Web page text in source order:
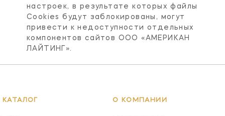
настроек, в результате которых файлы
Cookies будут заблокированы, могут
привести к недоступности отдельных
компонентов сайтов ООО «АМЕРИКАН
ЛАЙТИНГ».
КАТАЛОГ О КОМПАНИИ